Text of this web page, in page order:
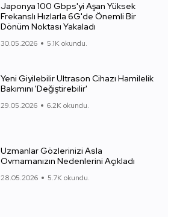
Japonya 100 Gbps'yi Aşan Yüksek
Frekanslı Hızlarla 6G'de Önemli Bir
Dönüm Noktası Yakaladı
30.05.2026 5.1K okundu.
Yeni Giyilebilir Ultrason Cihazı Hamilelik
Bakımını 'Değiştirebilir'
29.05.2026 6.2K okundu.
Uzmanlar Gözlerinizi Asla
Ovmamanızın Nedenlerini Açıkladı
28.05.2026 5.7K okundu.